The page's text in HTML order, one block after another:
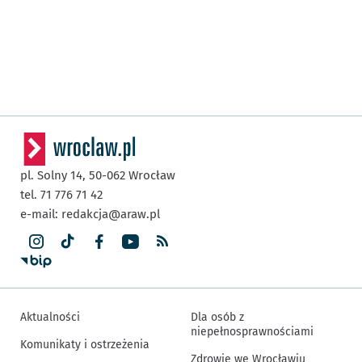
pl. Solny 14, 50-062 Wrocław
tel. 71 776 71 42
e-mail: redakcja@araw.pl
Aktualności
Komunikaty i ostrzeżenia
Dla osób z
niepełnosprawnościami
Zdrowie we Wrocławiu